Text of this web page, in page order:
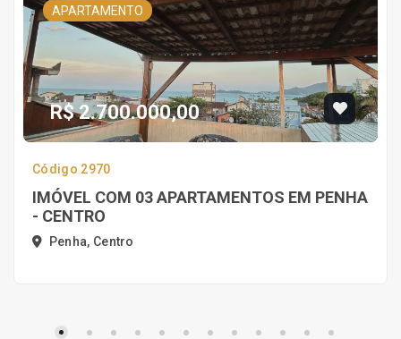
APARTAMENTO
R$ 2.700.000,00
Código 2970
IMÓVEL COM 03 APARTAMENTOS EM PENHA
- CENTRO
Penha, Centro